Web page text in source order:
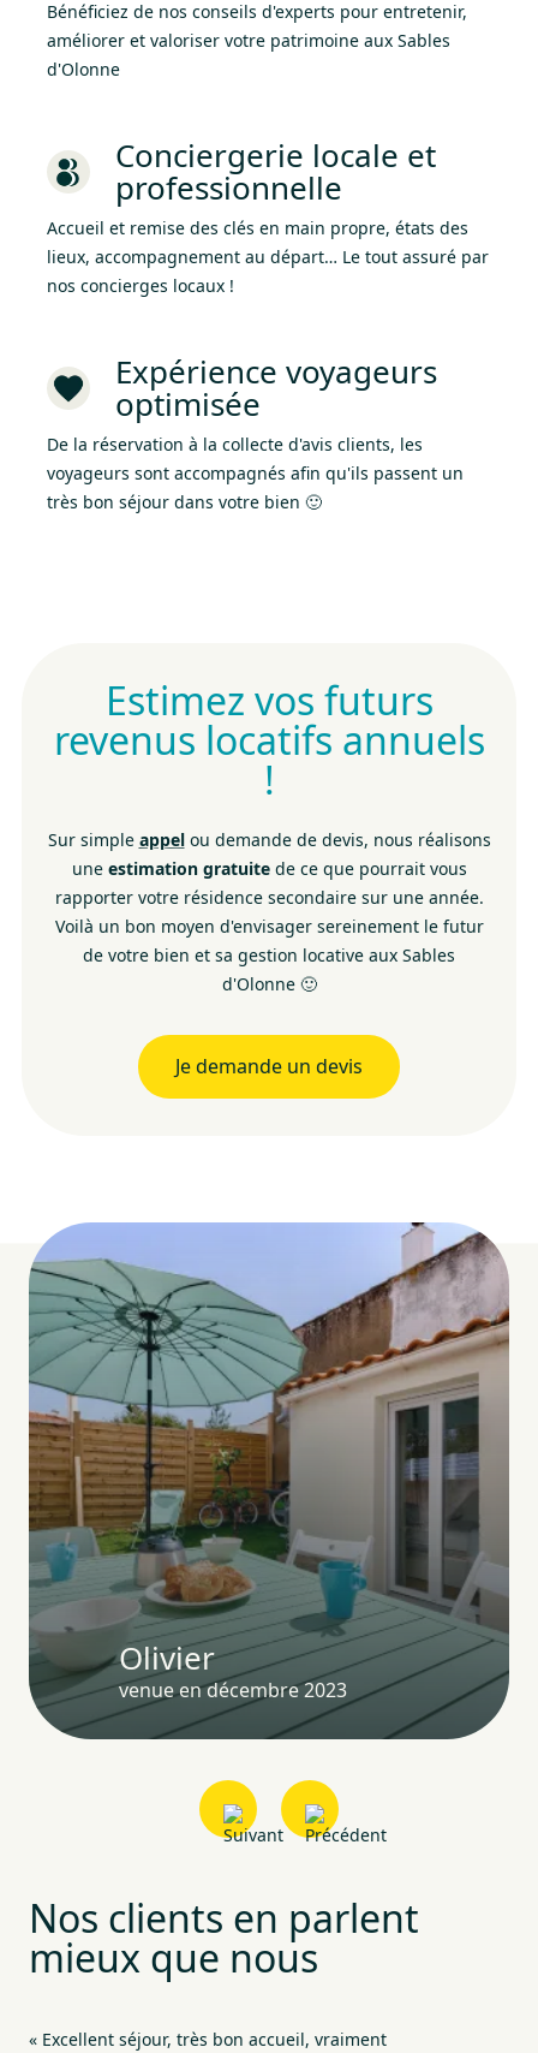
Bénéficiez de nos conseils d'experts pour entretenir,
améliorer et valoriser votre patrimoine aux Sables
d'Olonne
Conciergerie locale et
professionnelle
Accueil et remise des clés en main propre, états des
lieux, accompagnement au départ… Le tout assuré par
nos concierges locaux !
Expérience voyageurs
optimisée
De la réservation à la collecte d'avis clients, les
voyageurs sont accompagnés afin qu'ils passent un
très bon séjour dans votre bien 🙂
Estimez vos futurs
revenus locatifs annuels
!
Sur simple appelou demande de devis, nous réalisons
une estimation gratuitede ce que pourrait vous
rapporter votre résidence secondaire sur une année.
Voilà un bon moyen d'envisager sereinement le futur
de votre bien et sa gestion locative aux Sables
d'Olonne 🙂
Je demande un devis
Olivier
venue en décembre 2023
Nos clients en parlent
mieux que nous
« Excellent séjour, très bon accueil, vraiment